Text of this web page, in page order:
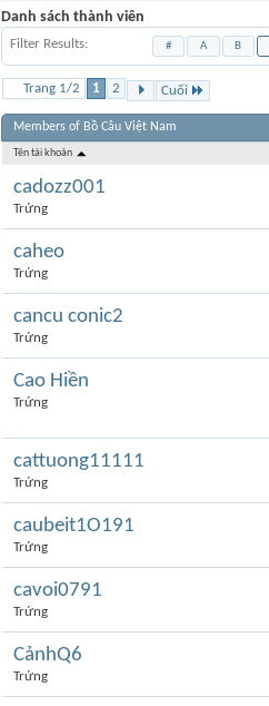
Danh sách thành viên
Filter Results # A B
Trang 1/2 1 2 Cuối
Members of Bồ Câu Việt Nam
Tên tài khoản
cadozz001
Trứng
caheo
Trứng
cancu conic2
Trứng
Cao Hiền
Trứng
cattuong11111
Trứng
caubeit1O191
Trứng
cavoi0791
Trứng
CảnhQ6
Trứng